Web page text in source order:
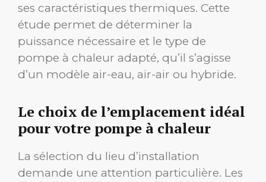
ses caractéristiques thermiques. Cette
étude permet de déterminer la
puissance nécessaire et le type de
pompe à chaleur adapté, qu’il s’agisse
d’un modèle air-eau, air-air ou hybride.
Le choix de l’emplacement idéal
pour votre pompe à chaleur
La sélection du lieu d’installation
demande une attention particulière. Les